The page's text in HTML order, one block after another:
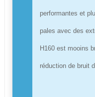
performantes et
pales avec des
H160 est mooins
réduction de bruit